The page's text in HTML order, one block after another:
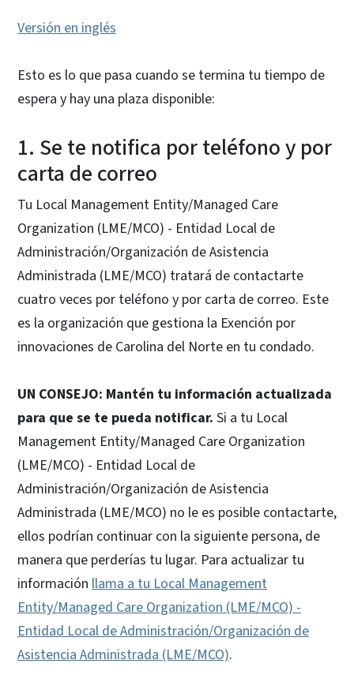
Versión en inglés
Esto es lo que pasa cuando se termina tu tiempo de
espera y hay una plaza disponible:
1. Se te notifica por teléfono y por
carta de correo
Tu Local Management Entity/Managed Care
Organization (LME/MCO) - Entidad Local de
Administración/Organización de Asistencia
Administrada (LME/MCO) tratará de contactarte
cuatro veces por teléfono y por carta de correo. Este
es la organización que gestiona la Exención por
innovaciones de Carolina del Norte en tu condado.
UN CONSEJO: Mantén tu información actualizada
para que se te pueda notificar. Si a tu Local
Management Entity/Managed Care Organization
(LME/MCO) - Entidad Local de
Administración/Organización de Asistencia
Administrada (LME/MCO) no le es posible contactarte,
ellos podrían continuar con la siguiente persona, de
manera que perderías tu lugar. Para actualizar tu
información llama a tu Local Management
Entity/Managed Care Organization (LME/MCO) -
Entidad Local de Administración/Organización de
Asistencia Administrada (LME/MCO).